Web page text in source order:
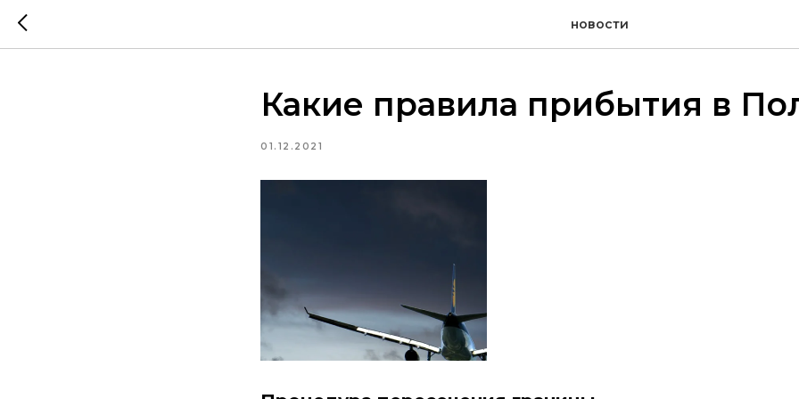
новости
Какие правила прибытия в
01.12.2021